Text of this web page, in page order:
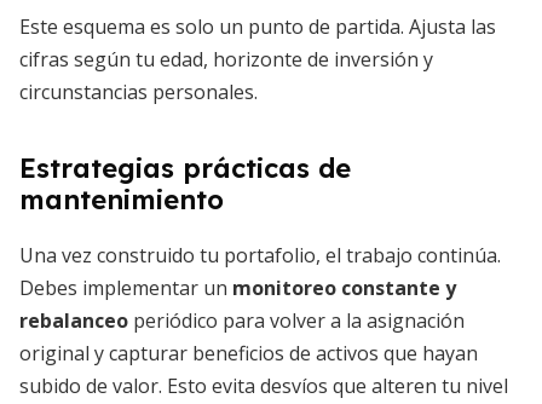
Este esquema es solo un punto de partida. Ajusta las
cifras según tu edad, horizonte de inversión y
circunstancias personales.
Estrategias prácticas de
mantenimiento
Una vez construido tu portafolio, el trabajo continúa.
Debes implementar un monitoreo constante y
rebalanceo periódico para volver a la asignación
original y capturar beneficios de activos que hayan
subido de valor. Esto evita desvíos que alteren tu nivel